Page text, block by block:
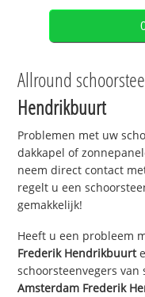
Allround
Hendrikbuurt
Problemen met uw
dakkapel of
neem direct contact
regelt u een
gemakkelijk!
Heeft u een probleem
Frederik Hendrikbuurt
schoorsteenvegers
Amsterdam Frederik